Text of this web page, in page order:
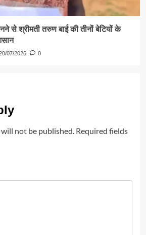
से श्रीमती तरुण बाई की तीनों बेटियों के
07/2026 0
not be published. Required fields